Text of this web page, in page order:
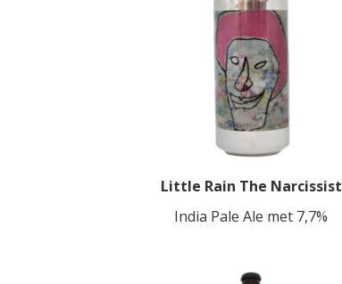
Little Rain The Narcissist
India Pale Ale met 7,7%